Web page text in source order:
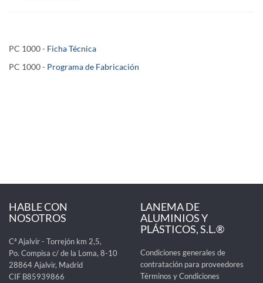
PC 1000 - Ficha Técnica
PC 1000- Programa de Fabricación
HABLE CON
NOSOTROS
Cª Ajalvir - Torrejón km 2,5,
Po. Compisa c/ de la Loma, 8-10
28864 Ajalvir, Madrid
CIF B85939866
LANEMA DE
ALUMINIOS Y
PLÁSTICOS, S.L.®
Condiciones generales de
contratación para proveedores
Términos y Condiciones